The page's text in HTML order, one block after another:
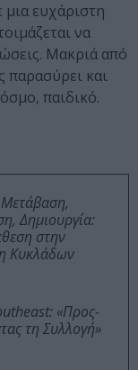
ευχάριστη
να
Μακριά από
παρασύρει και
παιδικό.
Μετάβαση,
Δημιουργία:
στην
Κυκλάδων
«Προς-
τη Συλλογή»